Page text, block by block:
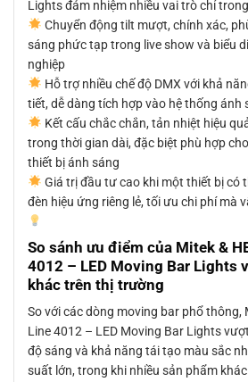
Lights đảm nhiệm nhiều vai trò chỉ
Chuyển động tilt mượt, chính xác,
sáng phức tạp trong live show và biểu
nghiệp
Hỗ trợ nhiều chế độ DMX với khả
tiết, dễ dàng tích hợp vào hệ thống ánh
Kết cấu chắc chắn, tản nhiệt hiệu
trong thời gian dài, đặc biệt phù hợp
thiết bị ánh sáng
Giá trị đầu tư cao khi một thiết bị có
đèn hiệu ứng riêng lẻ, tối ưu chi phí mà
So sánh ưu điểm của Mitek &
4012 – LED Moving Bar Lights
khác trên thị trường
So với các dòng moving bar phổ thông,
Line 4012 – LED Moving Bar Lights
độ sáng và khả năng tái tạo màu sắc
suất lớn, trong khi nhiều sản phẩm